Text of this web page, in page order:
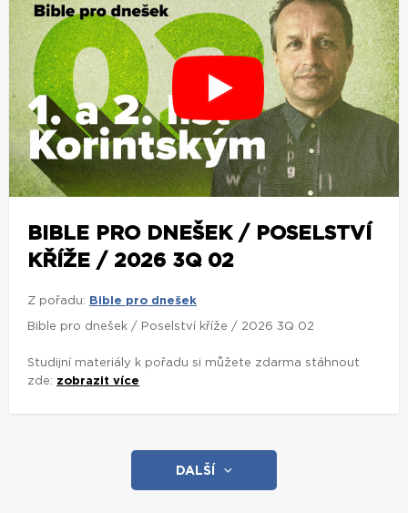
BIBLE PRO DNEŠEK / POSELSTVÍ
KŘÍŽE / 2026 3Q 02
Z pořadu: Bible pro dnešek
Bible pro dnešek / Poselství kříže / 2026 3Q 02
Studijní materiály k pořadu si můžete zdarma stáhnout
zde: zobrazit více
DALŠÍ